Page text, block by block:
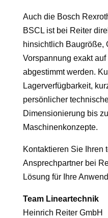
Auch die Bosch
BSCL ist bei Reiter
hinsichtlich Baugröße,
Vorspannung exakt
abgestimmt werden.
Lagerverfügbarkeit,
persönlicher
Dimensionierung bis
Maschinenkonzepte.
Kontaktieren Sie Ihren
Ansprechpartner bei
Lösung für Ihre
Team Lineartechnik
Heinrich Reiter GmbH